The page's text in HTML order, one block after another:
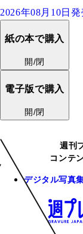
2026年08月10日発
紙の本で購入
開/閉
電子版で購入
開/閉
週刊
コンテ
デジタル写真